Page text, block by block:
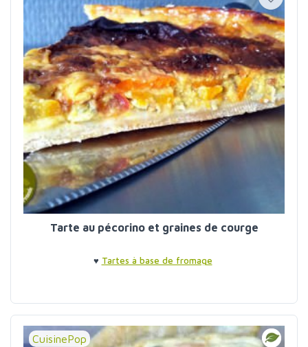
Tarte au pécorino et graines de courge
♥ Tartes à base de fromage
CuisinePop